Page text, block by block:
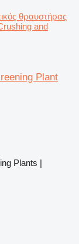
θραυστήρας
and
Plant
Plants |